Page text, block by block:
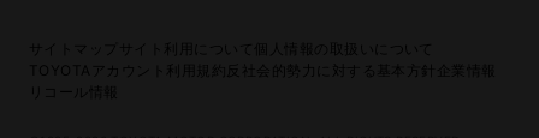
サイト利用について
個人情報の取扱いについて
TOYOTAアカウント利用規約
反社会的勢力に対する基本方針
リコール情報